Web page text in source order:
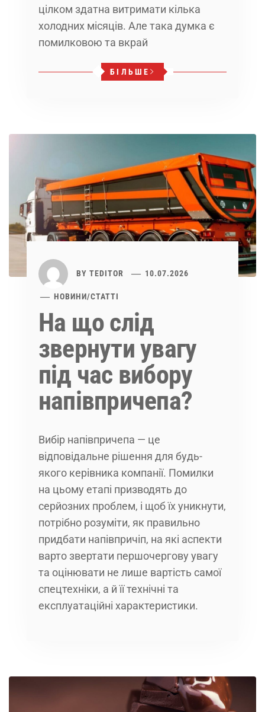
цілком здатна витримати кілька
холодних місяців. Але така думка є
помилковою та вкрай
БІЛЬШЕ
BY TEDITOR 10.07.2026
НОВИНИ/СТАТТІ
На що слід
звернути увагу
під час вибору
напівпричепа?
Вибір напівпричепа — це
відповідальне рішення для будь-
якого керівника компанії. Помилки
на цьому етапі призводять до
серйозних проблем, і щоб їх уникнути,
потрібно розуміти, як правильно
придбати напівпричіп, на які аспекти
варто звертати першочергову увагу
та оцінювати не лише вартість самої
спецтехніки, а й її технічні та
експлуатаційні характеристики.